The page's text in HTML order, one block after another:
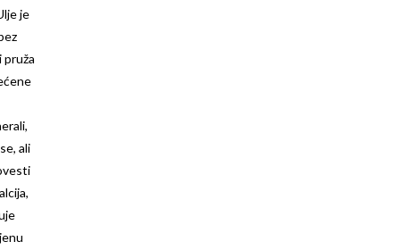
je
pruža
ali